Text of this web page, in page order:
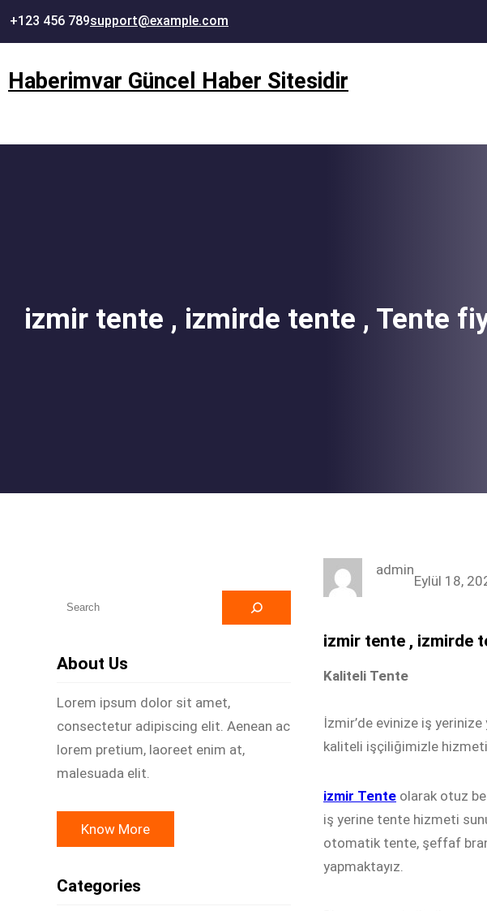
+123 456 789support@example.com
Haberimvar Güncel Haber Sitesidir
izmir tente , izmirde tente , Tente
About Us
Lorem ipsum dolor sit amet,
consectetur adipiscing elit. Aenean ac
lorem pretium, laoreet enim at,
malesuada elit.
Know More
Categories
admin
Eylül 18,
izmir tente , izmirde
Kaliteli Tente
İzmir’de evinize iş
kaliteli işçiliğimizle
izmir Tente olarak otuz
iş yerine tente hizmeti
otomatik tente, şeffaf
yapmaktayız.